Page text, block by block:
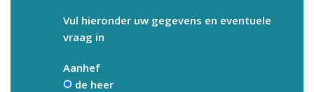
Vul hieronder uw gegevens en eventuele
vraag in
Aanhef
de heer